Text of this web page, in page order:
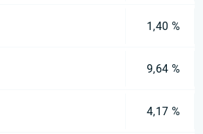
1,40 %
9,64 %
4,17 %